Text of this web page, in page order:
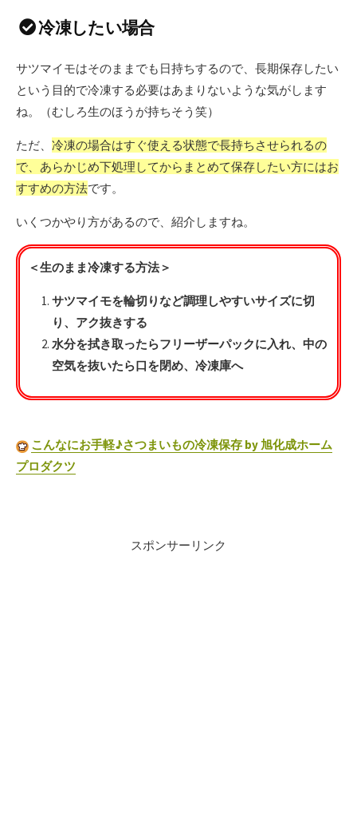
冷凍したい場合
サツマイモはそのままでも日持ちするので、長期保存したい
という目的で冷凍する必要はあまりないような気がします
ね。（むしろ生のほうが持ちそう笑）
ただ、 冷凍の場合はすぐ使える状態で長持ちさせられるの
で、あらかじめ下処理してからまとめて保存したい方にはお
すすめの方法です。
いくつかやり方があるので、紹介しますね。
＜生のまま冷凍する方法＞
サツマイモを輪切りなど調理しやすいサイズに切
り、アク抜きする
水分を拭き取ったらフリーザーパックに入れ、中の
空気を抜いたら口を閉め、冷凍庫へ
こんなにお手軽♪さつまいもの冷凍保存 by 旭化成ホーム
プロダクツ
スポンサーリンク